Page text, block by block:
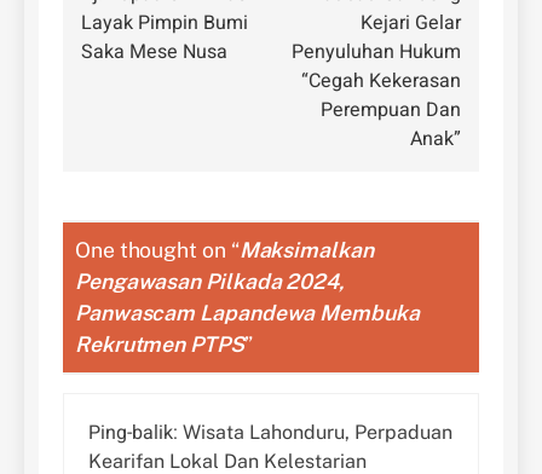
pos
Layak Pimpin Bumi
Saka Mese Nusa
Kejari Gelar
Penyuluhan Hukum
“Cegah Kekerasan
Perempuan Dan
Anak”
One thought on “Maksimalkan
Pengawasan Pilkada 2024,
Panwascam Lapandewa Membuka
Rekrutmen PTPS”
Ping-balik: Wisata Lahonduru, Perpaduan
Kearifan Lokal Dan Kelestarian